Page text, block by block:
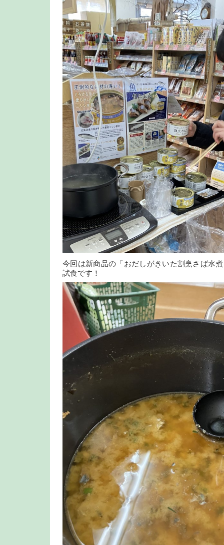
今回は新商品の「おだしがきいた割烹さば水
試食です！